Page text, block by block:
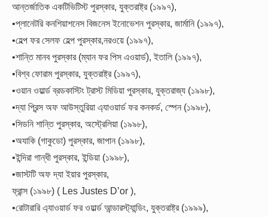
আন্তর্জাতিক একটিভিটিস্ট পুরস্কার, যুক্তরাষ্ট্র (১৯৯৭),
•প্লানেটরি কনশিয়াশনেস বিজনেস ইনোভেশন পুরস্কার, জার্মানি (১৯৯৭),
•হেল্প ফর সেলফ হেল্প পুরস্কার,নরওয়ে (১৯৯৭),
•শান্তি মানব পুরস্কার (ম্যান ফর পিস এওয়ার্ড), ইতালি (১৯৯৭),
•বিশ্ব ফোরাম পুরস্কার, যুক্তরাষ্ট্র (১৯৯৭),
•ওয়ান ওয়ার্ল্ড ব্রডকাস্টিং ট্রাস্ট মিডিয়া পুরস্কার, যুক্তরাজ্য (১৯৯৮),
•দ্যা প্রিন্স অফ আউস্তুরিয়া এ্যাওয়ার্ড ফর কনকর্ড, স্পেন (১৯৯৮),
•সিডনি শান্তি পুরস্কার, অস্ট্রেলিয়া (১৯৯৮),
•অযাকি (গাকুডো) পুরস্কার, জাপান (১৯৯৮),
•ইন্দিরা গান্ধী পুরস্কার, ইন্ডিয়া (১৯৯৮),
•জাস্টটি অফ দ্যা ইয়ার পুরস্কার,
ফ্রান্স (১৯৯৮) ( Les Justes D’or ),
•রোটারারি এ্যাওয়ার্ড ফর ওয়ার্ল্ড আন্ডারস্ট্যান্ডিং, যুক্তরাষ্ট্র (১৯৯৯),